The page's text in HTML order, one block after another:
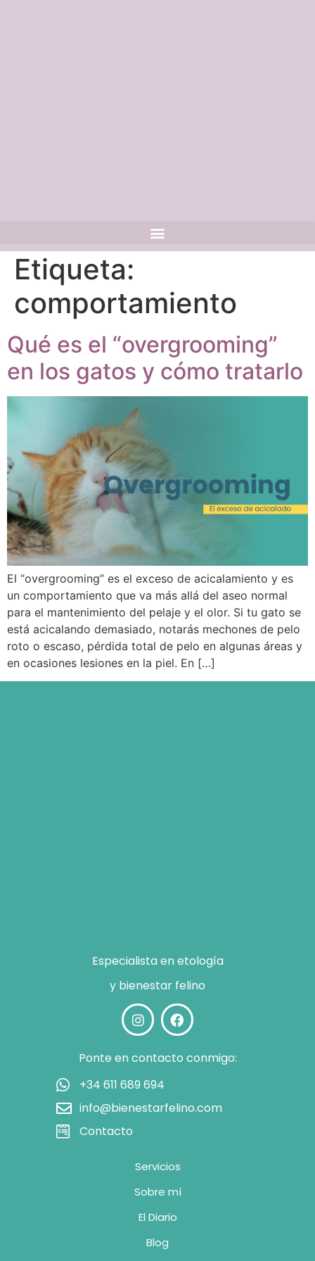
Etiqueta:
comportamiento
Qué es el “overgrooming”
en los gatos y cómo tratarlo
El “overgrooming” es el exceso de acicalamiento y es
un comportamiento que va más allá del aseo normal
para el mantenimiento del pelaje y el olor. Si tu gato se
está acicalando demasiado, notarás mechones de pelo
roto o escaso, pérdida total de pelo en algunas áreas y
en ocasiones lesiones en la piel. En […]
Especialista en etología
y bienestar felino
Ponte en contacto conmigo:
+34 611 689 694
info@bienestarfelino.com
Contacto
Servicios
Sobre mí
El Diario
Blog